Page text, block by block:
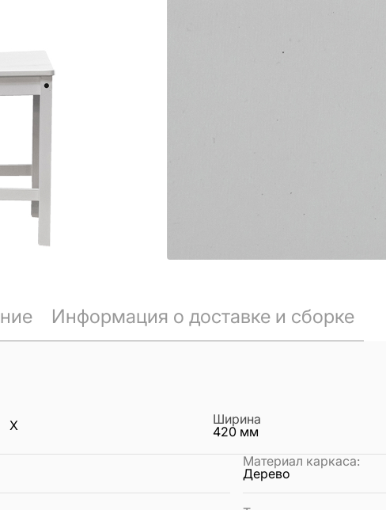
Информация о доставке и сборке
X
Ширина
420 мм
Материал каркаса:
Дерево